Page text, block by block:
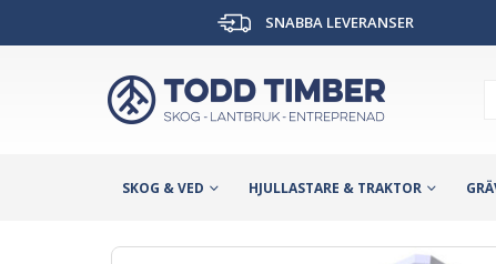
SNABBA LEVERANSER
SKOG & VED HJULLASTARE & TRAKTOR